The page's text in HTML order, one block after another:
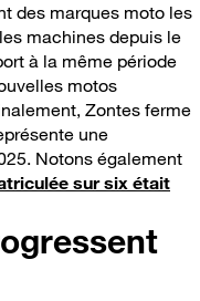
des marques moto les
machines depuis le
à la même période
motos
Zontes ferme
une
Notons également
sur six était